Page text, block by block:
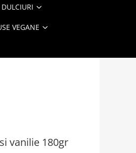
DULCIURI
VEGANE
vanilie 180gr